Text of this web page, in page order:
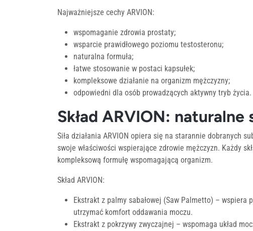
Najważniejsze cechy ARVION:
wspomaganie zdrowia prostaty;
wsparcie prawidłowego poziomu testosteronu;
naturalna formuła;
łatwe stosowanie w postaci kapsułek;
kompleksowe działanie na organizm mężczyzny;
odpowiedni dla osób prowadzących aktywny tryb życia.
Skład ARVION: naturalne
Siła działania ARVION opiera się na starannie dobranych
swoje właściwości wspierające zdrowie mężczyzn. Każdy
kompleksową formułę wspomagającą organizm.
Skład ARVION:
Ekstrakt z palmy sabałowej (Saw Palmetto) – wspiera
utrzymać komfort oddawania moczu.
Ekstrakt z pokrzywy zwyczajnej – wspomaga układ